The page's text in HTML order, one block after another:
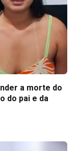
a morte do
do pai e da